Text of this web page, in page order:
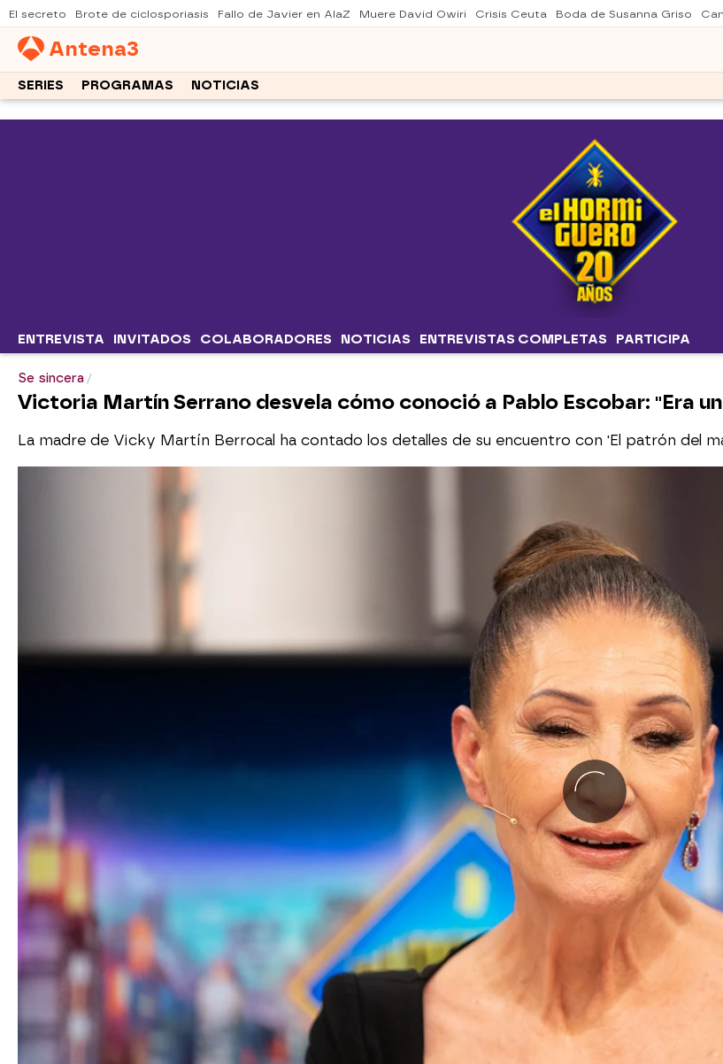
El secreto Brote de ciclosporiasis Fallo de Javier en AlaZ Muere David Owiri Crisis Ceuta Boda de Susanna Griso
Antena3
SERIES PROGRAMAS NOTICIAS
ENTREVISTA INVITADOS COLABORADORES NOTICIAS ENTREVISTAS COMPLETAS PARTICIPA
Se sincera
Victoria Martín Serrano desvela cómo conoció a Pablo Escobar: "Era
La madre de Vicky Martín Berrocal ha contado los detalles de su encuentro con 'El patrón del